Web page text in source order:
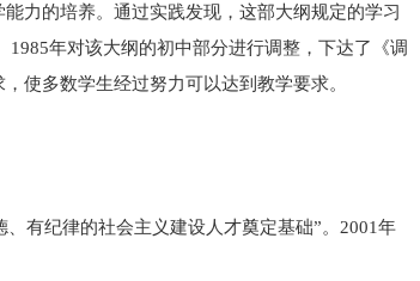
力的培养。通过实践发现，这部大纲规定的学习
年对该大纲的初中部分进行调整，下达了《调
使多数学生经过努力可以达到教学要求。
有纪律的社会主义建设人才奠定基础”。2001年